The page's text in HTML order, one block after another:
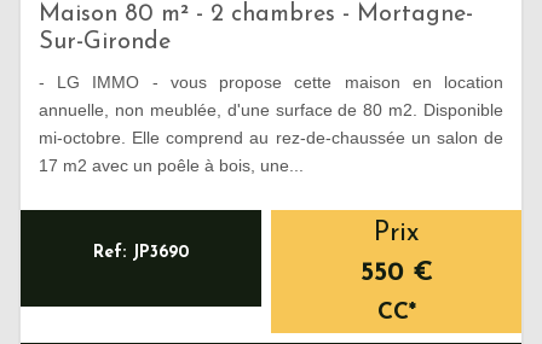
Maison 80 m² - 2 chambres - Mortagne-
Sur-Gironde
- LG IMMO - vous propose cette maison en location
annuelle, non meublée, d'une surface de 80 m2. Disponible
mi-octobre. Elle comprend au rez-de-chaussée un salon de
17 m2 avec un poêle à bois, une...
Ref: JP3690
Prix
550 €
CC*